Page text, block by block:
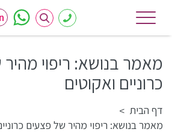
מאמר בנושא: ריפוי
כרוניים ואקוטים
דף הבית >
מאמר בנושא: ריפוי מהיר של פצעים